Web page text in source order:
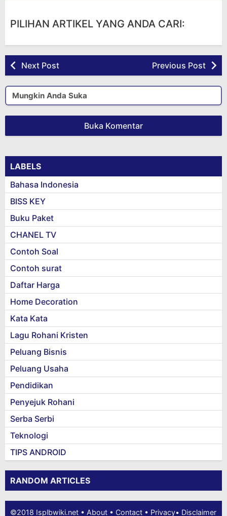
PILIHAN ARTIKEL YANG ANDA CARI:
Next Post Previous Post
Mungkin Anda Suka
Buka Komentar
LABELS
Bahasa Indonesia
BISS KEY
Buku Paket
CHANEL TV
Contoh Soal
Contoh surat
Daftar Harga
Home Decoration
Kata Kata
Lagu Rohani Kristen
Peluang Bisnis
Peluang Usaha
Pendidikan
Penyejuk Rohani
Serba Serbi
Teknologi
TIPS ANDROID
RANDOM ARTICLES
©2018 Isplbwiki.net • About • Contact • Privacy• Disclaimer